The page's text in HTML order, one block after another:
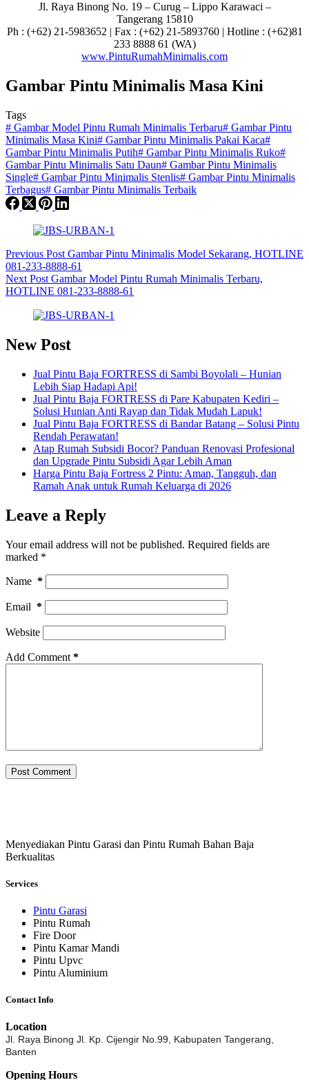
Jl. Raya Binong No. 19 – Curug – Lippo Karawaci –
Tangerang 15810
Ph : (+62) 21-5983652 | Fax : (+62) 21-5893760 | Hotline : (+62)81
233 8888 61 (WA)
www.PintuRumahMinimalis.com
Gambar Pintu Minimalis Masa Kini
Tags
# Gambar Model Pintu Rumah Minimalis Terbaru# Gambar Pintu
Minimalis Masa Kini# Gambar Pintu Minimalis Pakai Kaca#
Gambar Pintu Minimalis Putih# Gambar Pintu Minimalis Ruko#
Gambar Pintu Minimalis Satu Daun# Gambar Pintu Minimalis
Single# Gambar Pintu Minimalis Stenlis# Gambar Pintu Minimalis
Terbagus# Gambar Pintu Minimalis Terbaik
Previous Post Gambar Pintu Minimalis Model Sekarang, HOTLINE
081-233-8888-61
Next Post Gambar Model Pintu Rumah Minimalis Terbaru,
HOTLINE 081-233-8888-61
New Post
Jual Pintu Baja FORTRESS di Sambi Boyolali – Hunian
Lebih Siap Hadapi Api!
Jual Pintu Baja FORTRESS di Pare Kabupaten Kediri –
Solusi Hunian Anti Rayap dan Tidak Mudah Lapuk!
Jual Pintu Baja FORTRESS di Bandar Batang – Solusi Pintu
Rendah Perawatan!
Atap Rumah Subsidi Bocor? Panduan Renovasi Profesional
dan Upgrade Pintu Subsidi Agar Lebih Aman
Harga Pintu Baja Fortress 2 Pintu: Aman, Tangguh, dan
Ramah Anak untuk Rumah Keluarga di 2026
Leave a Reply
Your email address will not be published. Required fields are
marked *
Name *
Email *
Website
Add Comment *
Post Comment
Menyediakan Pintu Garasi dan Pintu Rumah Bahan Baja
Berkualitas
Services
Pintu Garasi
Pintu Rumah
Fire Door
Pintu Kamar Mandi
Pintu Upvc
Pintu Aluminium
Contact Info
Location
Jl. Raya Binong Jl. Kp. Cijengir No.99, Kabupaten Tangerang,
Banten
Opening Hours